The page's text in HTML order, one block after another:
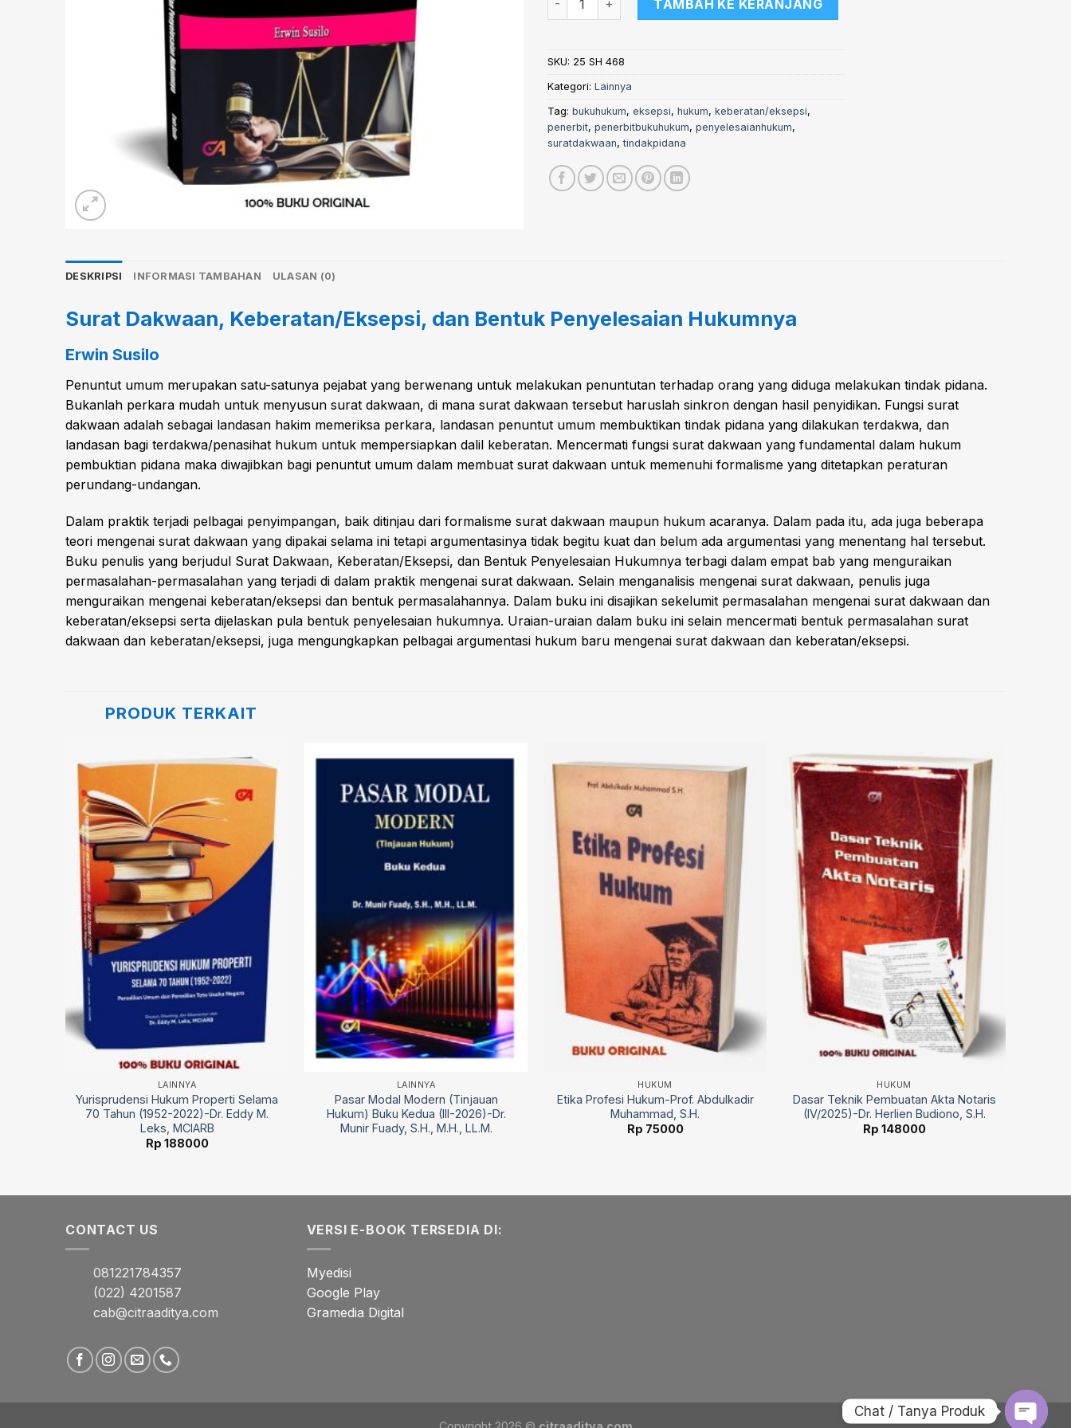
TAMBAH KE KERANJANG
SKU: 25 SH 468
Kategori: Lainnya
Tag: bukuhukum, eksepsi, hukum, keberatan/eksepsi,
penerbit, penerbitbukuhukum, penyelesaianhukum,
suratdakwaan,tindakpidana
DESKRIPSI INFORMASI TAMBAHAN ULASAN (0)
Surat Dakwaan, Keberatan/Eksepsi, dan Bentuk Penyelesaian Hukumnya
Erwin Susilo
Penuntut umum merupakan satu-satunya pejabat yang berwenang untuk melakukan penuntutan terhadap orang yang diduga melakukan tindak pidana.
Bukanlah perkara mudah untuk menyusun surat dakwaan, di mana surat dakwaan tersebut haruslah sinkron dengan hasil penyidikan. Fungsi surat
dakwaan adalah sebagai landasan hakim memeriksa perkara, landasan penuntut umum membuktikan tindak pidana yang dilakukan terdakwa, dan
landasan bagi terdakwa/penasihat hukum untuk mempersiapkan dalil keberatan. Mencermati fungsi surat dakwaan yang fundamental dalam hukum
pembuktian pidana maka diwajibkan bagi penuntut umum dalam membuat surat dakwaan untuk memenuhi formalisme yang ditetapkan peraturan
perundang-undangan.
Dalam praktik terjadi pelbagai penyimpangan, baik ditinjau dari formalisme surat dakwaan maupun hukum acaranya. Dalam pada itu, ada juga beberapa
teori mengenai surat dakwaan yang dipakai selama ini tetapi argumentasinya tidak begitu kuat dan belum ada argumentasi yang menentang hal tersebut.
Buku penulis yang berjudul Surat Dakwaan, Keberatan/Eksepsi, dan Bentuk Penyelesaian Hukumnya terbagi dalam empat bab yang menguraikan
permasalahan-permasalahan yang terjadi di dalam praktik mengenai surat dakwaan. Selain menganalisis mengenai surat dakwaan, penulis juga
menguraikan mengenai keberatan/eksepsi dan bentuk permasalahannya. Dalam buku ini disajikan sekelumit permasalahan mengenai surat dakwaan dan
keberatan/eksepsi serta dijelaskan pula bentuk penyelesaian hukumnya. Uraian-uraian dalam buku ini selain mencermati bentuk permasalahan surat
dakwaan dan keberatan/eksepsi, juga mengungkapkan pelbagai argumentasi hukum baru mengenai surat dakwaan dan keberatan/eksepsi.
PRODUK TERKAIT
Add to
wishlist
LAINNYA
Yurisprudensi Hukum Properti Selama
70 Tahun (1952-2022)-Dr. Eddy M.
Leks, MCIARB
Rp 188000
LAINNYA
Pasar Modal Modern (Tinjauan
Hukum) Buku Kedua (III-2026)-Dr.
Munir Fuady, S.H., M.H., LL.M.
Add to
wishlist
HUKUM
Etika Profesi Hukum-Prof. Abdulkadir
Muhammad, S.H.
Rp 75000
Add to
wishlist
HUKUM
Dasar Teknik Pembuatan Akta Notaris
(IV/2025)-Dr. Herlien Budiono, S.H.
Rp 148000
CONTACT US
081221784357
(022) 4201587
cab@citraaditya.com
VERSI E-BOOK TERSEDIA DI:
Myedisi
Google Play
Gramedia Digital
Chat / Tanya Produk